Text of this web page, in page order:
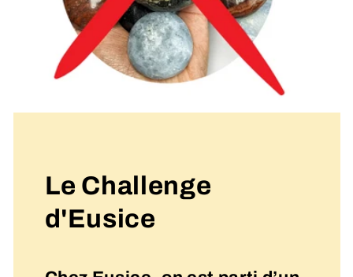
Le Challenge
d'Eusice